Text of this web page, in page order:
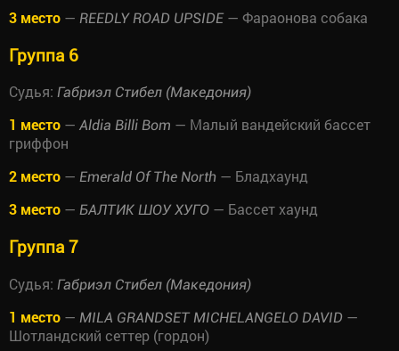
3 место — REEDLY ROAD UPSIDE — Фараонова собака
Группа 6
Судья: Габриэл Стибел (Македония)
1 место — Aldia Billi Bom — Малый вандейский бассет
гриффон
2 место — Emerald Of The North — Бладхаунд
3 место — БАЛТИК ШОУ ХУГО — Бассет хаунд
Группа 7
Судья: Габриэл Стибел (Македония)
1 место — MILA GRANDSET MICHELANGELO DAVID —
Шотландский сеттер (гордон)